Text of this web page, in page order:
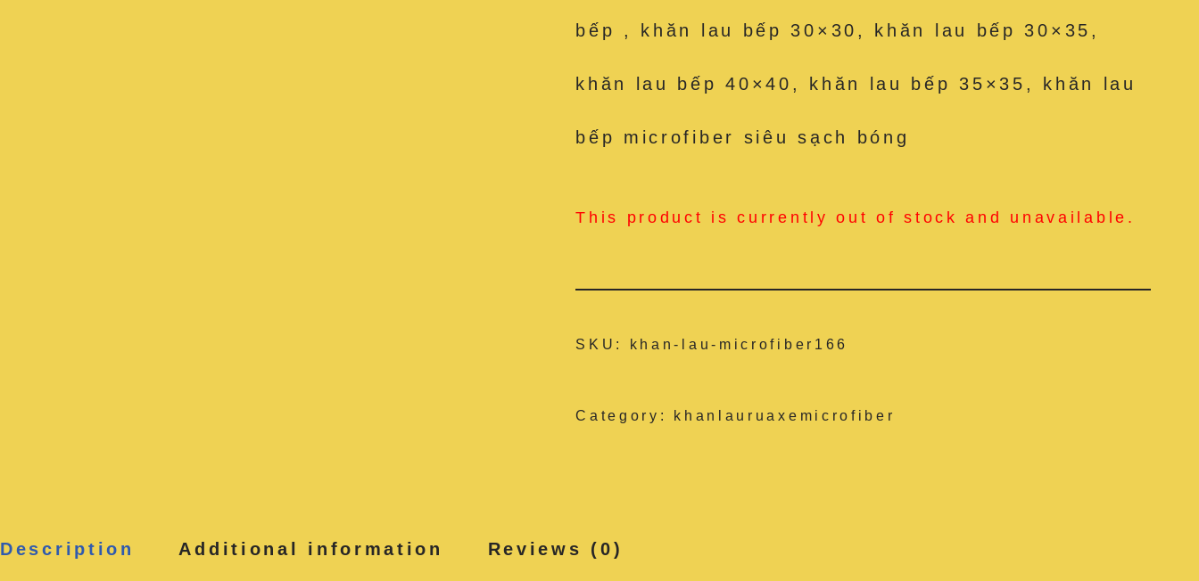
bếp , khăn lau bếp 30×30, khăn lau bếp 30×35,
khăn lau bếp 40×40, khăn lau bếp 35×35, khăn lau
bếp microfiber siêu sạch bóng
This product is currently out of stock and unavailable.
SKU: khan-lau-microfiber166
Category: khanlauruaxemicrofiber
Description Additional information Reviews (0)